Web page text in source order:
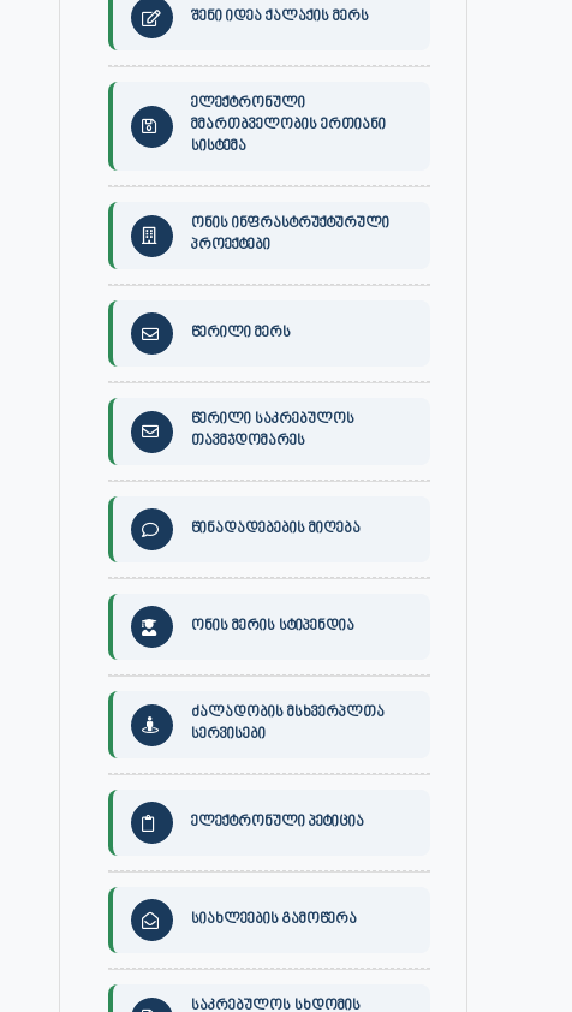
შენი იდეა ქალაქის მერს
ელექტრონული
მმართბველობის ერთიანი
სისტემა
ონის ინფრასტრუქტურული
პროექტები
წერილი მერს
წერილი საკრებულოს
თავმჯდომარეს
წინადადებების მიღება
ონის მერის სტიპენდია
ძალადობის მსხვერპლთა
სერვისები
ელექტრონული პეტიცია
სიახლეების გამოწერა
საკრებულოს სხდომის